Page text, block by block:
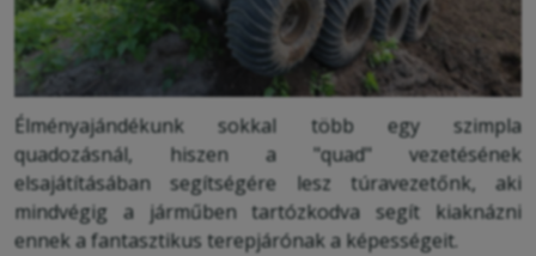
Élményajándékunk sokkal több egy szimpla
quadozásnál, hiszen a "quad" vezetésének
elsajátításában segítségére lesz túravezetőnk, aki
mindvégig a járműben tartózkodva segít kiaknázni
ennek a fantasztikus terepjárónak a képességeit.